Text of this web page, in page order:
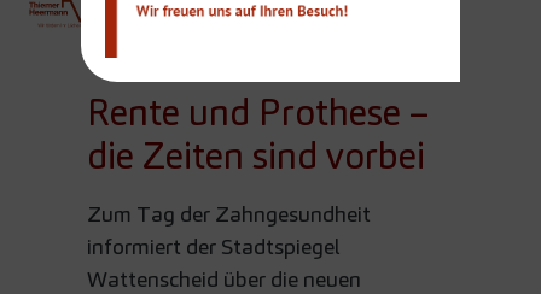
Team
Rente und Prothese –
die Zeiten sind vorbei
Zum Tag der Zahngesundheit
informiert der Stadtspiegel
Wattenscheid über die neuen